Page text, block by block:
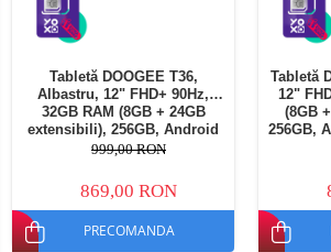
Tabletă DOOGEE T36,
Albastru, 12" FHD+ 90Hz,
32GB RAM (8GB + 24GB
extensibili), 256GB, Android
15, 8800mAh, Dual SIM
999,00 RON
869,00 RON
PRECOMANDA
Tabletă
12"
(8GB
256GB,